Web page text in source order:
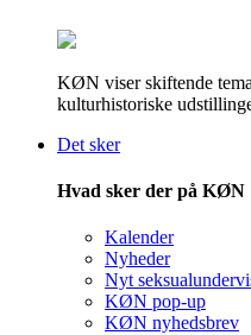
KØN viser skiftende
kulturhistoriske
Det sker
Hvad sker der på KØN
Kalender
Nyheder
Nyt
KØN pop-up
KØN nyhedsbrev